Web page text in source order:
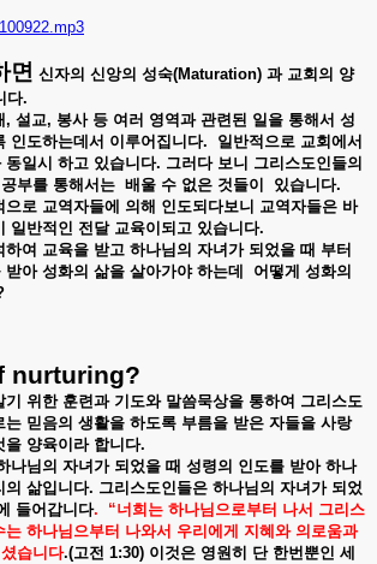
100922.mp3
면 신자의 신앙의 성숙(Maturation) 과 교회의 양
다.
, 설교, 봉사 등 여러 영역과 관련된 일을 통해서 성
인도하는데서 이루어집니다. 일반적으로 교회에서
동일시 하고 있습니다. 그러다 보니 그리스도인들의
부를 통해서는 배울 수 없은 것들이 있습니다.
으로 교역자들에 의해 인도되다보니 교역자들은 바
일반적인 전달 교육이되고 있습니다.
하여 교육을 받고 하나님의 자녀가 되었을 때 부터
받아 성화의 삶을 살아가야 하는데 어떻게 성화의
nurturing?
기 위한 훈련과 기도와 말씀묵상을 통하여 그리스도
는 믿음의 생활을 하도록 부름을 받은 자들을 사랑
을 양육이라 합니다.
나님의 자녀가 되었을 때 성령의 인도를 받아 하나
의 삶입니다. 그리스도인들은 하나님의 자녀가 되었
들어갑니다. “너희는 하나님으로부터 나서 그리스
는 하나님으부터 나와서 우리에게 지혜와 의로움과
습니다.(고전 1:30) 이것은 영원히 단 한번뿐인 세